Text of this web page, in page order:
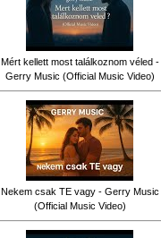
Mért kellett most találkoznom véled -
Gerry Music (Official Music Video)
Nekem csak TE vagy - Gerry Music
(Official Music Video)